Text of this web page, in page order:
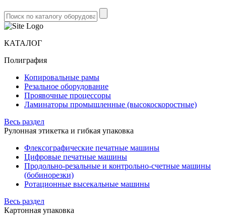
КАТАЛОГ
Полиграфия
Копировальные рамы
Резальное оборудование
Проявочные процессоры
Ламинаторы промышленные (высокоскоростные)
Весь раздел
Рулонная этикетка и гибкая упаковка
Флексографические печатные машины
Цифровые печатные машины
Продольно-резальные и контрольно-счетные машины
(бобинорезки)
Ротационные высекальные машины
Весь раздел
Картонная упаковка